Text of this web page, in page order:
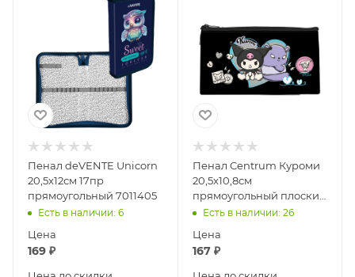
Пенал deVENTE Unicorn
20,5x12см 17пр
прямоугольный 7011405
Есть в наличии: 6
Цена
169 ₽
Пенал Centrum Куроми
20,5x10,8см
прямоугольный плоский
текстиль 77940
Есть в наличии: 26
Цена
167₽